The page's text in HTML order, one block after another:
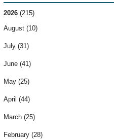
2026 (215)
August (10)
July (31)
June (41)
May (25)
April (44)
March (25)
February (28)